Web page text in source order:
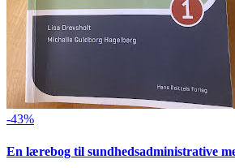
-43%
En lærebog til sundhedsadministrative